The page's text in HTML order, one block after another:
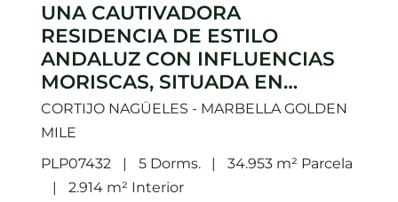
UNA CAUTIVADORA
RESIDENCIA DE ESTILO
ANDALUZ CON INFLUENCIAS
MORISCAS, SITUADA EN
NAGÜELES, EN LA
PRESTIGIOSA MILLA DE ORO
CORTIJO NAGÜELES - MARBELLA GOLDEN
MILE
PLP07432
5 Dorms.
34.953 m² Parcela
2.914 m² Interior